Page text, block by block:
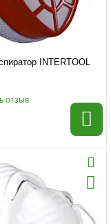
INTERTOOL
отзыв